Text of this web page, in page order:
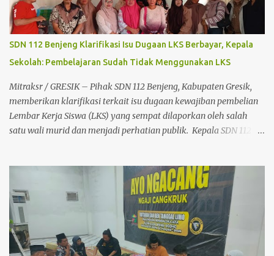
syukur sekaligus harapan agar turnamen berjalan lancar, tertib,
dan menjunjung tinggi nilai sportivitas. Turut hadir dalam
pembukaan kegiatan tersebut Kapolsek Balongpanggang AKP
Wiwit, Danramil Balongpanggang, Sekretaris Kecamatan
(Sekcam) Balongpanggang yang mewakili Camat
Balongpanggang, Percasi serta Ketua Persatuan Jurnalis Gresik
Bersatu (PJGB) yang juga Pimpinan Redaksi Media Mitraksr
bapak Koeswa...
SDN 112 Benjeng Klarifikasi Isu Dugaan LKS Berbayar, Kepala
Sekolah: Pembelajaran Sudah Tidak Menggunakan LKS ‎
Mitraksr / GRESIK – Pihak SDN 112 Benjeng, Kabupaten Gresik,
memberikan klarifikasi terkait isu dugaan kewajiban pembelian
Lembar Kerja Siswa (LKS) yang sempat dilaporkan oleh salah
satu wali murid dan menjadi perhatian publik. ‎ Kepala SDN 112
tidak lagi menggunakan LKS sebagai media pembelajaran di
kelas. ‎ "Pembelajaran di kelas menggunakan LKPD yang disusun
guru sesuai karakteristik peserta didik. Sekolah kami memiliki
siswa dengan karakter yang beragam sehingga perangkat
pembelajaran disesuaikan dengan kebutuhan masing-masing,"
ujarnya. ‎ Ia menjelaskan, apabila ada wali murid yang ingin